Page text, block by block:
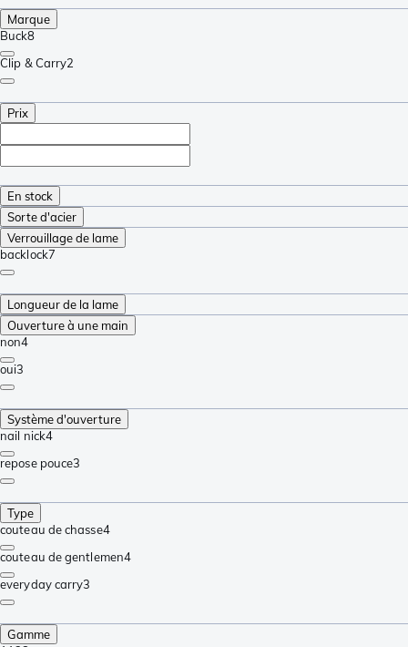
Marque
Buck8
Clip & Carry2
Prix
En stock
Sorte d'acier
Verrouillage de lame
backlock7
Longueur de la lame
Ouverture à une main
non4
oui3
Système d'ouverture
nail nick4
repose pouce3
Type
couteau de chasse4
couteau de gentlemen4
everyday carry3
Gamme